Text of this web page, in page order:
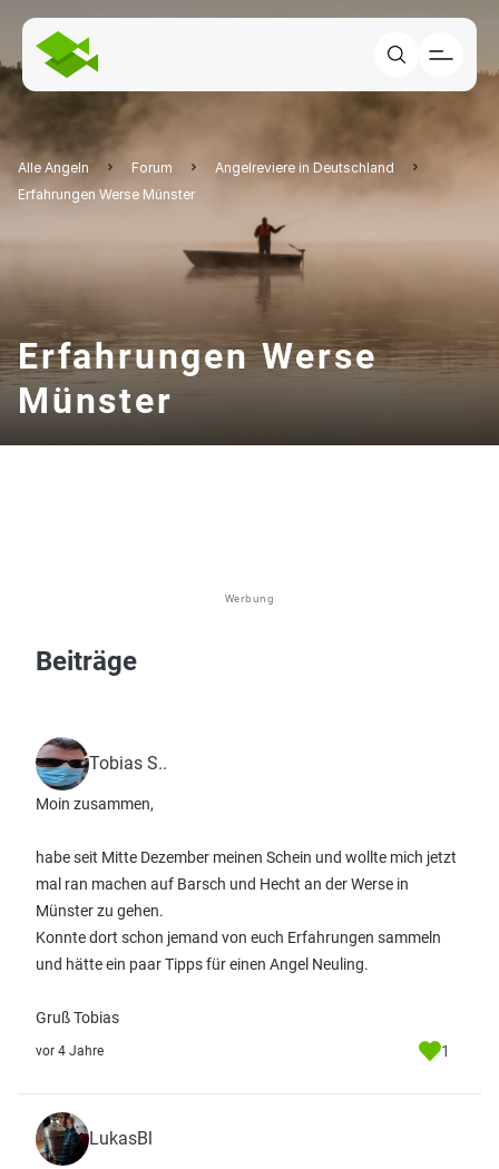
Alle Angeln Forum
Angelreviere in Deutschland
Erfahrungen Werse Münster
Erfahrungen Werse
Münster
Werbung
Beiträge
Tobias S..
Moin zusammen,
habe seit Mitte Dezember meinen Schein und wollte mich jetzt
mal ran machen auf Barsch und Hecht an der Werse in
Münster zu gehen.
Konnte dort schon jemand von euch Erfahrungen sammeln
und hätte ein paar Tipps für einen Angel Neuling.
Gruß Tobias
vor 4 Jahre 1
LukasBl